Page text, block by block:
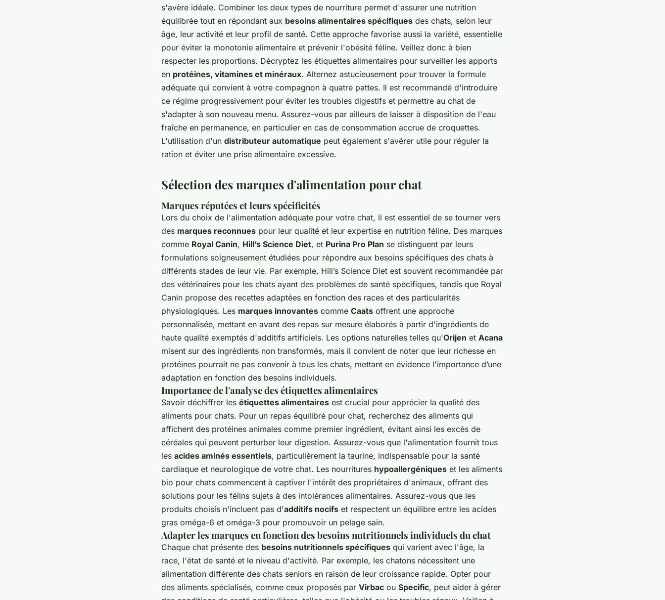
s'avère idéale. Combiner les deux types de nourriture permet d'assurer une nutrition
équilibrée tout en répondant aux besoins alimentaires spécifiques des chats, selon leur
âge, leur activité et leur profil de santé. Cette approche favorise aussi la variété, essentielle
pour éviter la monotonie alimentaire et prévenir l'obésité féline. Veillez donc à bien
respecter les proportions. Décryptez les étiquettes alimentaires pour surveiller les apports
en protéines, vitamines et minéraux. Alternez astucieusement pour trouver la formule
adéquate qui convient à votre compagnon à quatre pattes. Il est recommandé d'introduire
ce régime progressivement pour éviter les troubles digestifs et permettre au chat de
s'adapter à son nouveau menu. Assurez-vous par ailleurs de laisser à disposition de l'eau
fraîche en permanence, en particulier en cas de consommation accrue de croquettes.
L'utilisation d'un distributeur automatique peut également s'avérer utile pour réguler la
ration et éviter une prise alimentaire excessive.
Sélection des marques d'alimentation pour chat
Marques réputées et leurs spécificités
Lors du choix de l'alimentation adéquate pour votre chat, il est essentiel de se tourner vers
des marques reconnues pour leur qualité et leur expertise en nutrition féline. Des marques
comme Royal Canin, Hill’s Science Diet, et Purina Pro Plan se distinguent par leurs
formulations soigneusement étudiées pour répondre aux besoins spécifiques des chats à
différents stades de leur vie. Par exemple, Hill’s Science Diet est souvent recommandée par
des vétérinaires pour les chats ayant des problèmes de santé spécifiques, tandis que Royal
Canin propose des recettes adaptées en fonction des races et des particularités
physiologiques. Les marques innovantes comme Caats offrent une approche
personnalisée, mettant en avant des repas sur mesure élaborés à partir d'ingrédients de
haute qualité exemptés d'additifs artificiels. Les options naturelles telles qu'Orijen et Acana
misent sur des ingrédients non transformés, mais il convient de noter que leur richesse en
protéines pourrait ne pas convenir à tous les chats, mettant en évidence l'importance d’une
adaptation en fonction des besoins individuels.
Importance de l'analyse des étiquettes alimentaires
Savoir déchiffrer les étiquettes alimentaires est crucial pour apprécier la qualité des
aliments pour chats. Pour un repas équilibré pour chat, recherchez des aliments qui
affichent des protéines animales comme premier ingrédient, évitant ainsi les excès de
céréales qui peuvent perturber leur digestion. Assurez-vous que l'alimentation fournit tous
les acides aminés essentiels, particulièrement la taurine, indispensable pour la santé
cardiaque et neurologique de votre chat. Les nourritures hypoallergéniques et les aliments
bio pour chats commencent à captiver l'intérêt des propriétaires d'animaux, offrant des
solutions pour les félins sujets à des intolérances alimentaires. Assurez-vous que les
produits choisis n'incluent pas d'additifs nocifs et respectent un équilibre entre les acides
gras oméga-6 et oméga-3 pour promouvoir un pelage sain.
Adapter les marques en fonction des besoins nutritionnels individuels du chat
Chaque chat présente des besoins nutritionnels spécifiques qui varient avec l'âge, la
race, l'état de santé et le niveau d'activité. Par exemple, les chatons nécessitent une
alimentation différente des chats seniors en raison de leur croissance rapide. Opter pour
des aliments spécialisés, comme ceux proposés par Virbac ou Specific, peut aider à gérer